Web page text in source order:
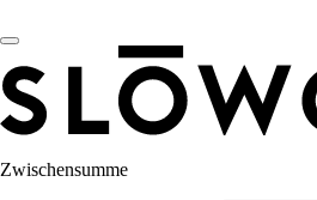
Zwischensumme